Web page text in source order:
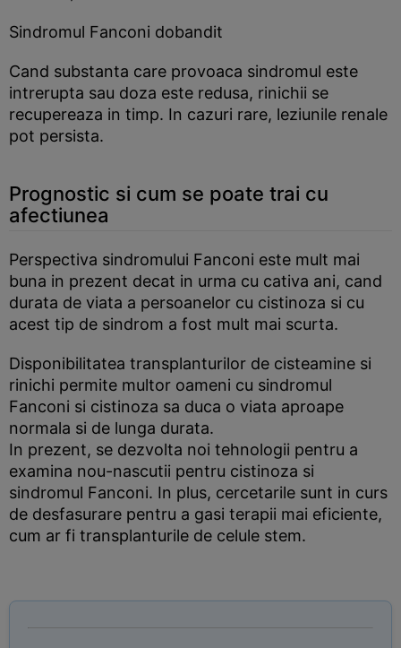
Sindromul Fanconi dobandit
Cand substanta care provoaca sindromul este
intrerupta sau doza este redusa, rinichii se
recupereaza in timp. In cazuri rare, leziunile renale
pot persista.
Prognostic si cum se poate trai cu
afectiunea
Perspectiva sindromului Fanconi este mult mai
buna in prezent decat in urma cu cativa ani, cand
durata de viata a persoanelor cu cistinoza si cu
acest tip de sindrom a fost mult mai scurta.
Disponibilitatea transplanturilor de cisteamine si
rinichi permite multor oameni cu sindromul
Fanconi si cistinoza sa duca o viata aproape
normala si de lunga durata.
In prezent, se dezvolta noi tehnologii pentru a
examina nou-nascutii pentru cistinoza si
sindromul Fanconi. In plus, cercetarile sunt in curs
de desfasurare pentru a gasi terapii mai eficiente,
cum ar fi transplanturile de celule stem.